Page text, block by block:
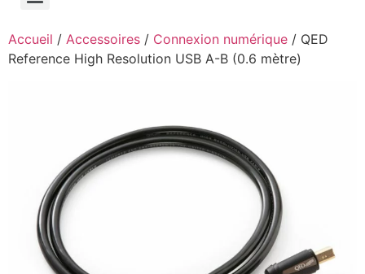
Accueil / Accessoires / Connexion numérique / QED
Reference High Resolution USB A-B (0.6 mètre)